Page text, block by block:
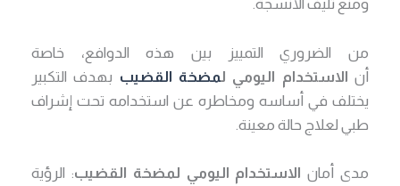
ومنع تليف الأنسجة.
من الضروري التمييز بين هذه الدوافع، خاصة
أن الاستخدام اليومي لمضخة القضيب بهدف التكبير
يختلف في أساسه ومخاطره عن استخدامه تحت إشراف
طبي لعلاج حالة معينة.
مدى أمان الاستخدام اليومي لمضخة القضيب: الرؤية